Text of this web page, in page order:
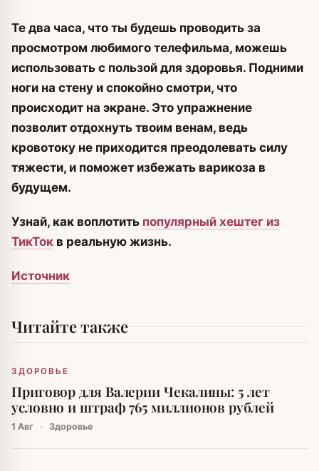
Те два часа, что ты будешь проводить за
просмотром любимого телефильма, можешь
использовать с пользой для здоровья. Подними
ноги на стену и спокойно смотри, что
происходит на экране. Это упражнение
позволит отдохнуть твоим венам, ведь
кровотоку не приходится преодолевать силу
тяжести, и поможет избежать варикоза в
будущем.
Узнай, как воплотить популярный хештег из
ТикТок в реальную жизнь.
Источник
Читайте также
ЗДОРОВЬЕ
Приговор для Валерии Чекалины: 5 лет
условно и штраф 765 миллионов рублей
1 Авг · Здоровье